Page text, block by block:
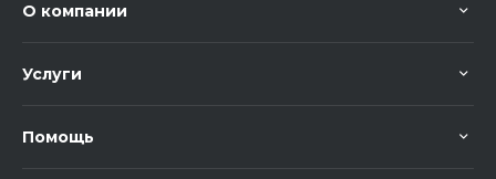
О компании
Услуги
Помощь